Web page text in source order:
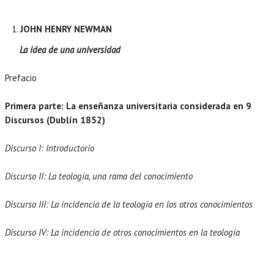
JOHN HENRY NEWMAN
La idea de una universidad
Prefacio
Primera parte: La enseñanza universitaria considerada en 9
Discursos (Dublín 1852)
Discurso I: Introductorio
Discurso II: La teología, una rama del conocimiento
Discurso III: La incidencia de la teología en los otros conocimientos
Discurso IV: La incidencia de otros conocimientos en la teología